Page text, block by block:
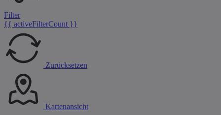
Filter
{{ activeFilterCount }}
Zurücksetzen
Kartenansicht